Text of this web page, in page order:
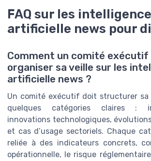
FAQ sur les intelligence
artificielle news pour
Comment un comité exécutif
organiser sa veille sur les
artificielle news ?
Un comité exécutif doit structurer sa
quelques catégories claires :
innovations technologiques,
et cas d’usage sectoriels. Chaque
reliée à des indicateurs concrets,
opérationnelle, le risque